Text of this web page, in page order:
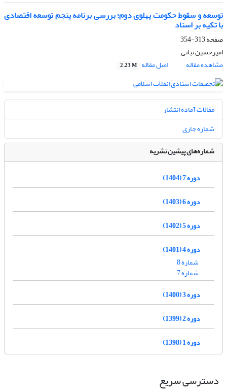
توسعه و سقوط حکومت پهلوی دوم؛ بررسی برنامه پنجم توسعه اقتصادی
با تکیه بر اسناد
صفحه313-354
امیرحسین نباتی
مشاهده مقاله
اصل مقاله 2.23 M
مقالات آماده انتشار
شماره جاری
شماره‌های پیشین نشریه
دوره 7 (1404)
دوره 6 (1403)
دوره 5 (1402)
دوره 4 (1401)
شماره 8
شماره 7
دوره 3 (1400)
دوره 2 (1399)
دوره 1 (1398)
دسترسی سریع